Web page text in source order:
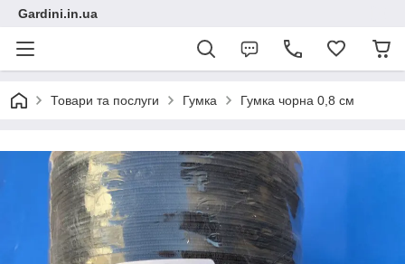
Gardini.in.ua
Товари та послуги Гумка Гумка чорна 0,8 см